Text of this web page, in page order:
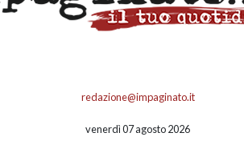
redazione@impaginato.it
venerdì 07 agosto 2026